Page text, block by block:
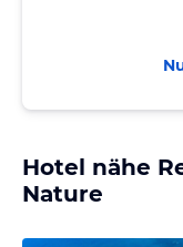
Hotel nähe
Nature